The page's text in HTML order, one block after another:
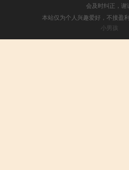
会及时纠正，谢
本站仅为个人兴趣爱好，不接盈
小男孩